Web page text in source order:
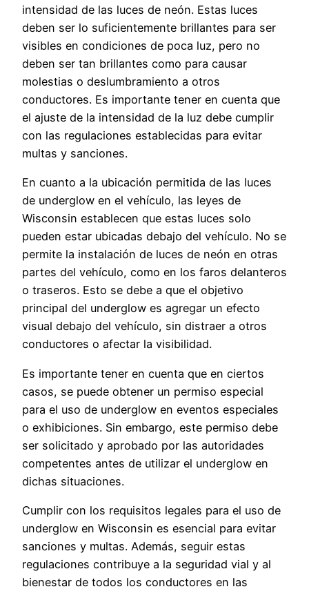
intensidad de las luces de neón. Estas luces
deben ser lo suficientemente brillantes para ser
visibles en condiciones de poca luz, pero no
deben ser tan brillantes como para causar
molestias o deslumbramiento a otros
conductores. Es importante tener en cuenta que
el ajuste de la intensidad de la luz debe cumplir
con las regulaciones establecidas para evitar
multas y sanciones.
En cuanto a la ubicación permitida de las luces
de underglow en el vehículo, las leyes de
Wisconsin establecen que estas luces solo
pueden estar ubicadas debajo del vehículo. No se
permite la instalación de luces de neón en otras
partes del vehículo, como en los faros delanteros
o traseros. Esto se debe a que el objetivo
principal del underglow es agregar un efecto
visual debajo del vehículo, sin distraer a otros
conductores o afectar la visibilidad.
Es importante tener en cuenta que en ciertos
casos, se puede obtener un permiso especial
para el uso de underglow en eventos especiales
o exhibiciones. Sin embargo, este permiso debe
ser solicitado y aprobado por las autoridades
competentes antes de utilizar el underglow en
dichas situaciones.
Cumplir con los requisitos legales para el uso de
underglow en Wisconsin es esencial para evitar
sanciones y multas. Además, seguir estas
regulaciones contribuye a la seguridad vial y al
bienestar de todos los conductores en las